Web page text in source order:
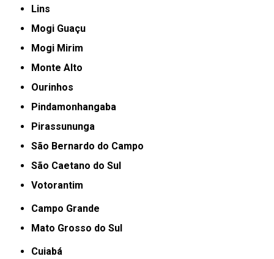
Lins
Mogi Guaçu
Mogi Mirim
Monte Alto
Ourinhos
Pindamonhangaba
Pirassununga
São Bernardo do Campo
São Caetano do Sul
Votorantim
Campo Grande
Mato Grosso do Sul
Cuiabá